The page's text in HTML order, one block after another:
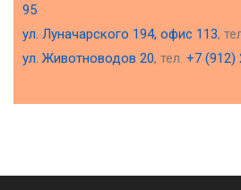
95
ул. Луначарского 194, офис 113,
ул. Животноводов 20, тел. +7 (912)